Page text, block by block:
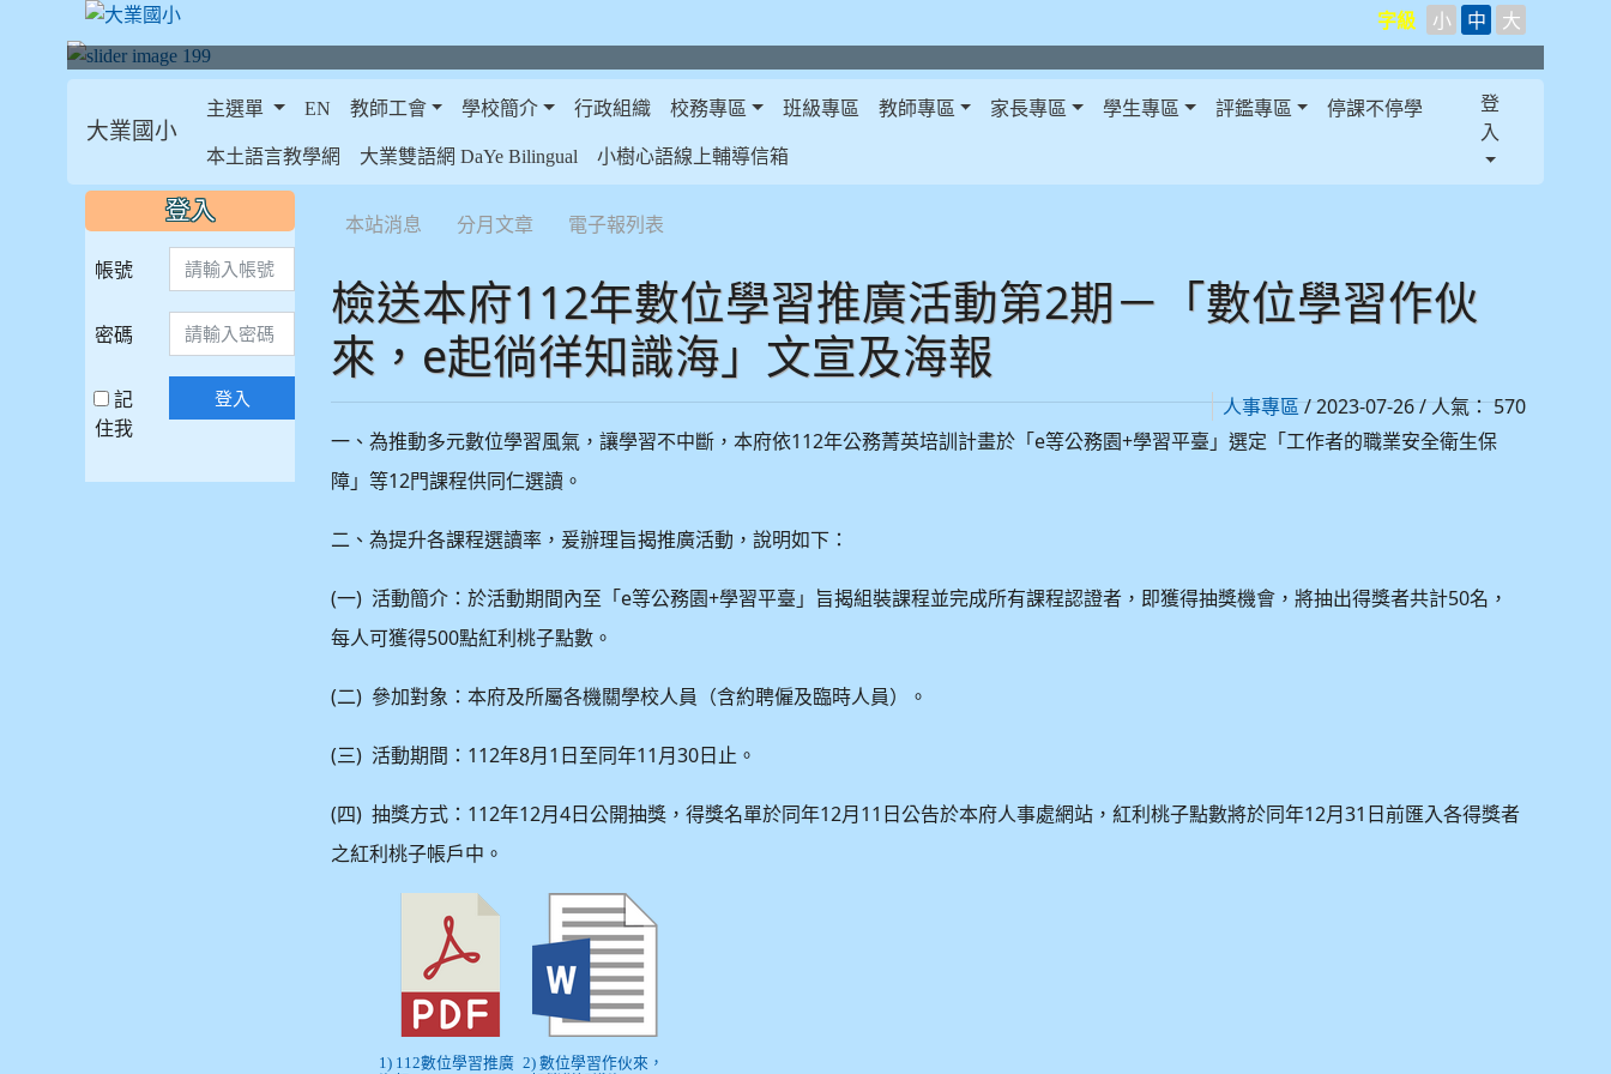
字級 小 中 大
大業國小
主選單 EN 教師工會 學校簡介 行政組織 校務專區 班級專區 教師專區 家長專區 學生專區 評鑑專區 停課不停學
本土語言教學網 大業雙語網 DaYe Bilingual 小樹心語線上輔導信箱
登
入
本站消息 分月文章 電子報列表
檢送本府112年數位學習推廣活動第2期－「數位學習作伙
來，e起徜徉知識海」文宣及海報
人事專區/ 2023-07-26 / 人氣： 570
一、為推動多元數位學習風氣，讓學習不中斷，本府依112年公務菁英培訓計畫於「 e等公務園+學習平臺」選定「工作者的職業安全衛生保
障」等12門課程供同仁選讀。
二、為提升各課程選讀率，爰辦理旨揭推廣活動，說明如下：
(一) 活動簡介：於活動期間內至「 e等公務園+學習平臺」旨揭組裝課程並完成所有課程認證者，即獲得抽獎機會，將抽出得獎者共計50名，
每人可獲得500點紅利桃子點數。
(二)參加對象：本府及所屬各機關學校人員（含約聘僱及臨時人員）。
(三) 活動期間： 112年8月 1 日至同年11 月30 日止。
(四)抽獎方式： 112年12月4 日公開抽獎，得獎名單於同年12月 11 日公告於本府人事處網站，紅利桃子點數將於同年12月31 日前匯入各得獎者
之紅利桃子帳戶中。
1) 112數位學習推廣
2) 數位學習作伙來，
::: 登入
帳號
密碼
記
住我
登入